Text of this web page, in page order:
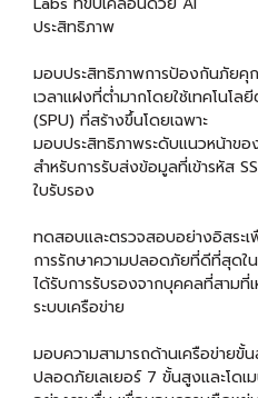
ประสิทธิภาพ
มอบประสิทธิภาพการป้องกันภัยคุ
เวลาแฝงที่ต่ำมากโดยใช้เทคโนโ
(SPU) ที่สร้างขึ้นโดยเฉพาะ
มอบประสิทธิภาพระดับแนวหน้าข
สำหรับการรับส่งข้อมูลที่เข้ารหัส
ใบรับรอง
ทดสอบและตรวจสอบอย่างอิสระ
การรักษาความปลอดภัยที่ดีที่สุดใ
ได้รับการรับรองจากบุคคลที่สามที่
ระบบเครือข่าย
มอบความสามารถด้านเครือข่ายขั้
ปลอดภัยเลเยอร์ 7 ขั้นสูงและโด